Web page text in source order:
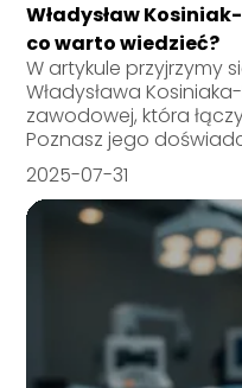
Władysław
co warto wiedzieć?
W artykule przyjrzymy
Władysława
zawodowej, która
Poznasz jego
2025-07-31